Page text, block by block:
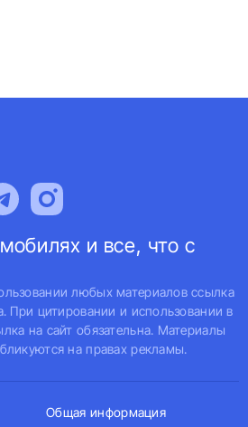
и все, что с
любых материалов ссылка
При цитировании и использовании в
на сайт обязательна. Материалы
на правах рекламы.
Общая информация